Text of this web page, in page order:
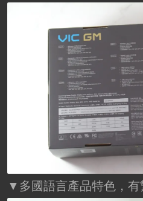
▼多國語言產品特色，有